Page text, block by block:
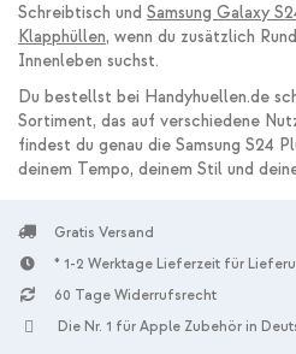
Schreibtisch und Samsung Galaxy
Klapphüllen, wenn du zusätzlich
Innenleben suchst.
Du bestellst bei Handyhuellen.de
Sortiment, das auf verschiedene
findest du genau die Samsung S24
deinem Tempo, deinem Stil und
Gratis Versand
* 1-2 Werktage Lieferzeit für
60 Tage Widerrufsrecht
Die Nr. 1 für Apple Zubehör in